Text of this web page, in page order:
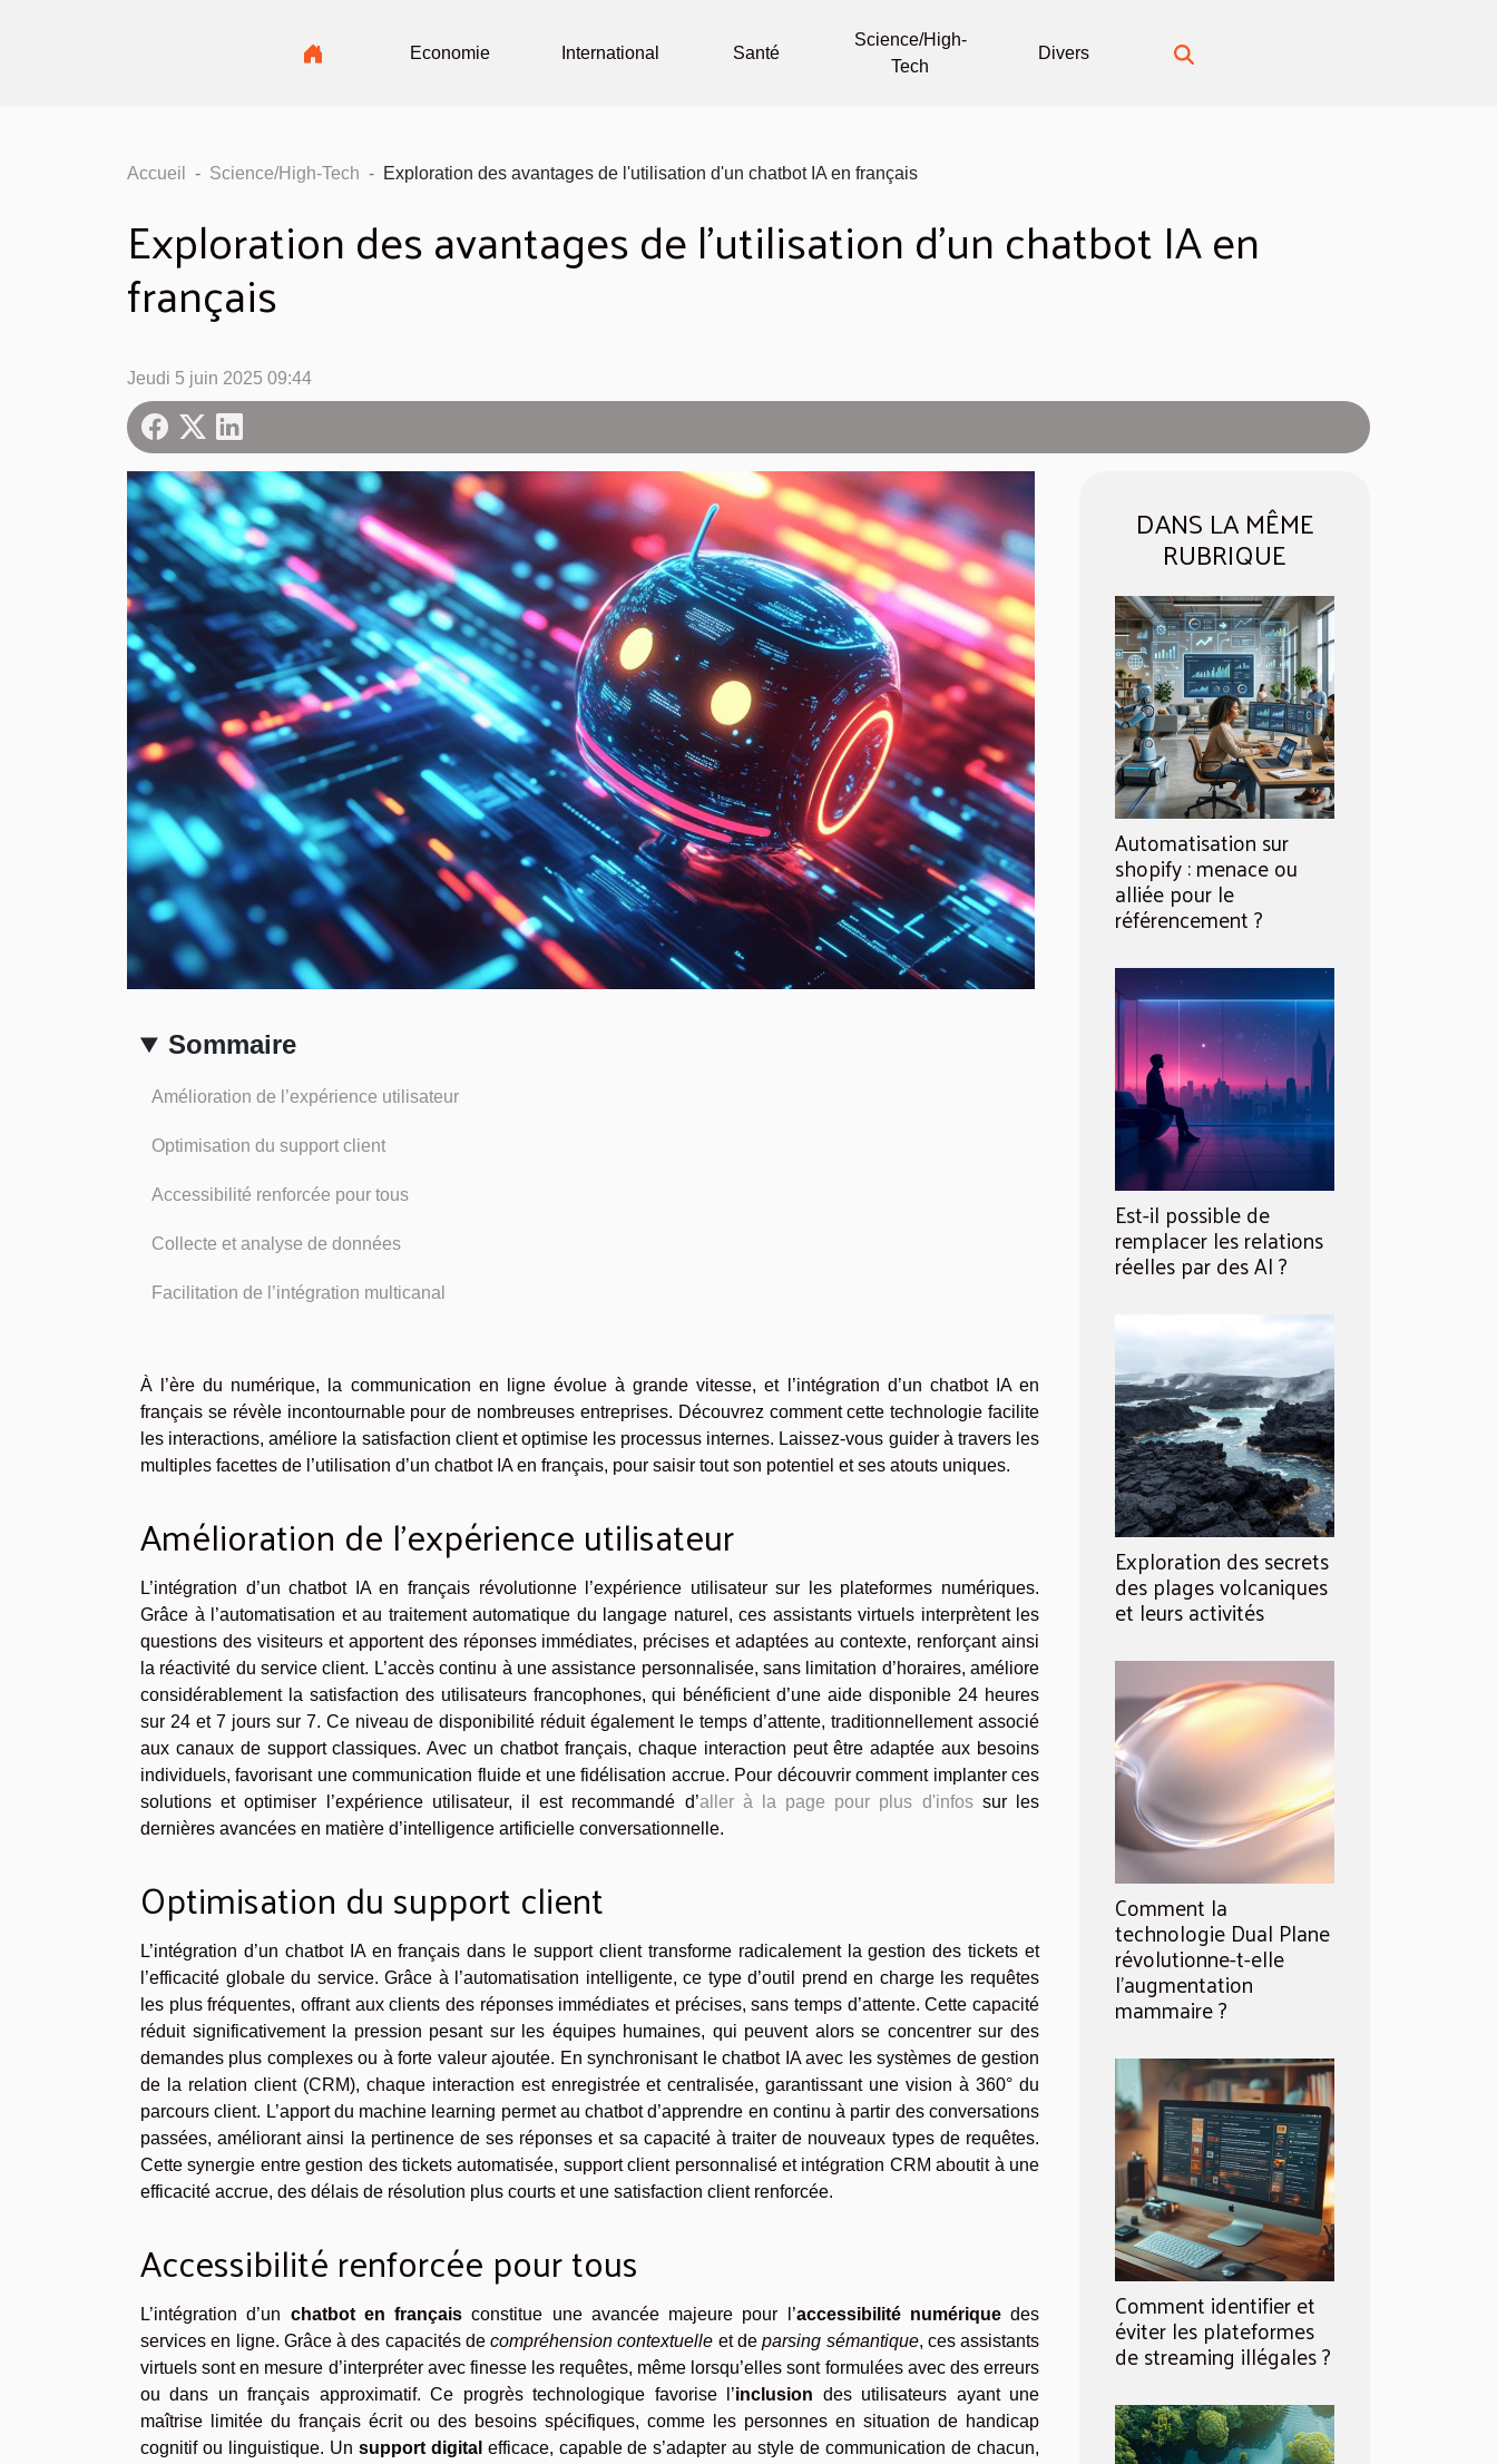
Economie International Santé
Science/High-
Tech
Divers
Accueil Science/High-Tech Exploration des avantages de l'utilisation d'un chatbot IA en français
Exploration des avantages de l'utilisation d'un chatbot IA en
français
Jeudi 5 juin 2025 09:44
Sommaire
Amélioration de l’expérience utilisateur
Optimisation du support client
Accessibilité renforcée pour tous
Collecte et analyse de données
Facilitation de l’intégration multicanal
À l’ère du numérique, la communication en ligne évolue à grande vitesse, et l’intégration d’un chatbot IA en
français se révèle incontournable pour de nombreuses entreprises. Découvrez comment cette technologie facilite
les interactions, améliore la satisfaction client et optimise les processus internes. Laissez-vous guider à travers les
multiples facettes de l’utilisation d’un chatbot IA en français, pour saisir tout son potentiel et ses atouts uniques.
Amélioration de l’expérience utilisateur
L’intégration d’un chatbot IA en français révolutionne l’expérience utilisateur sur les plateformes numériques.
Grâce à l’automatisation et au traitement automatique du langage naturel, ces assistants virtuels interprètent les
questions des visiteurs et apportent des réponses immédiates, précises et adaptées au contexte, renforçant ainsi
la réactivité du service client. L’accès continu à une assistance personnalisée, sans limitation d’horaires, améliore
considérablement la satisfaction des utilisateurs francophones, qui bénéficient d’une aide disponible 24 heures
sur 24 et 7 jours sur 7. Ce niveau de disponibilité réduit également le temps d’attente, traditionnellement associé
aux canaux de support classiques. Avec un chatbot français, chaque interaction peut être adaptée aux besoins
individuels, favorisant une communication fluide et une fidélisation accrue. Pour découvrir comment implanter ces
solutions et optimiser l’expérience utilisateur, il est recommandé d’aller à la page pour plus d'infossur les
dernières avancées en matière d’intelligence artificielle conversationnelle.
Optimisation du support client
L’intégration d’un chatbot IA en français dans le support client transforme radicalement la gestion des tickets et
l’efficacité globale du service. Grâce à l’automatisation intelligente, ce type d’outil prend en charge les requêtes
les plus fréquentes, offrant aux clients des réponses immédiates et précises, sans temps d’attente. Cette capacité
réduit significativement la pression pesant sur les équipes humaines, qui peuvent alors se concentrer sur des
demandes plus complexes ou à forte valeur ajoutée. En synchronisant le chatbot IA avec les systèmes de gestion
de la relation client (CRM), chaque interaction est enregistrée et centralisée, garantissant une vision à 360° du
parcours client. L’apport du machine learning permet au chatbot d’apprendre en continu à partir des conversations
passées, améliorant ainsi la pertinence de ses réponses et sa capacité à traiter de nouveaux types de requêtes.
Cette synergie entre gestion des tickets automatisée, support client personnalisé et intégration CRM aboutit à une
efficacité accrue, des délais de résolution plus courts et une satisfaction client renforcée.
Accessibilité renforcée pour tous
L’intégration d’un chatbot en français constitue une avancée majeure pour l’accessibilité numériquedes
services en ligne. Grâce à des capacités decompréhension contextuelle et deparsing sémantique, ces assistants
virtuels sont en mesure d’interpréter avec finesse les requêtes, même lorsqu’elles sont formulées avec des erreurs
ou dans un français approximatif. Ce progrès technologique favorise l’inclusion des utilisateurs ayant une
maîtrise limitée du français écrit ou des besoins spécifiques, comme les personnes en situation de handicap
cognitif ou linguistique. Un support digital efficace, capable de s’adapter au style de communication de chacun,
DANS LA MÊME
RUBRIQUE
Automatisation sur
shopify : menace ou
alliée pour le
référencement ?
Est-il possible de
remplacer les relations
réelles par des AI ?
Exploration des secrets
des plages volcaniques
et leurs activités
Comment la
technologie Dual Plane
révolutionne-t-elle
l'augmentation
mammaire ?
Comment identifier et
éviter les plateformes
de streaming illégales ?